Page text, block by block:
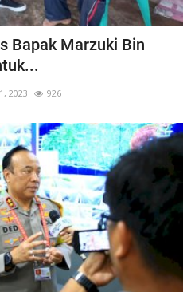
Bapak Marzuki Bin
2023 926